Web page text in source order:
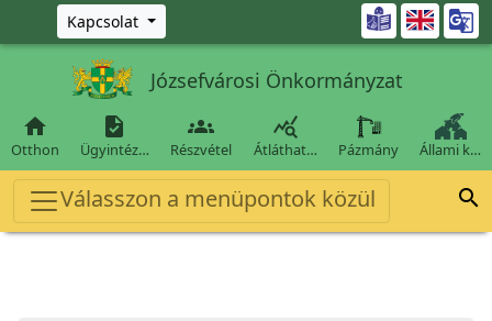
Ugrás a fő tartalomra
Kapcsolat 
Józsefvárosi Önkormányzat

Otthon

Ügyintéz…

Részvétel

Átláthat… Pázmány Állami k…
Válasszon a menüpontok közül 